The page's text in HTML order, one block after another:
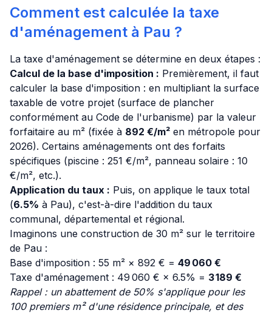
Comment est calculée la taxe
d'aménagement à Pau ?
La taxe d'aménagement se détermine en deux étapes :
Calcul de la base d'imposition : Premièrement, il faut
calculer la base d'imposition : en multipliant la surface
taxable de votre projet (surface de plancher
conformément au Code de l'urbanisme) par la valeur
forfaitaire au m² (fixée à 892 €/m² en métropole pour
2026). Certains aménagements ont des forfaits
spécifiques (piscine : 251 €/m², panneau solaire : 10
€/m², etc.).
Application du taux : Puis, on applique le taux total
(6.5% à Pau), c'est-à-dire l'addition du taux
communal, départemental et régional.
Imaginons une construction de 30 m² sur le territoire
de Pau :
Base d'imposition : 55 m² × 892 € = 49 060 €
Taxe d'aménagement : 49 060 € × 6.5% = 3 189 €
Rappel : un abattement de 50% s'applique pour les
100 premiers m² d'une résidence principale, et des